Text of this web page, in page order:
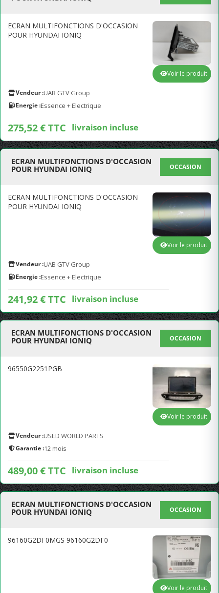
ECRAN MULTIFONCTIONS D'OCCASION
POUR HYUNDAI IONIQ
Vendeur :UAB GTV Group
Energie :Essence + Electrique
275,52 € TTC livraison incluse
Voir le produit
ECRAN MULTIFONCTIONS D'OCCASION
POUR HYUNDAI IONIQ
OCCASION
ECRAN MULTIFONCTIONS D'OCCASION
POUR HYUNDAI IONIQ
Vendeur :UAB GTV Group
Energie :Essence + Electrique
241,92 € TTC livraison incluse
Voir le produit
ECRAN MULTIFONCTIONS D'OCCASION
POUR HYUNDAI IONIQ
OCCASION
96550G2251PGB
Vendeur :USED WORLD PARTS
Garantie :12 mois
489,00 € TTC livraison incluse
Voir le produit
ECRAN MULTIFONCTIONS D'OCCASION
POUR HYUNDAI IONIQ
OCCASION
96160G2DF0MGS 96160G2DF0
Voir le produit